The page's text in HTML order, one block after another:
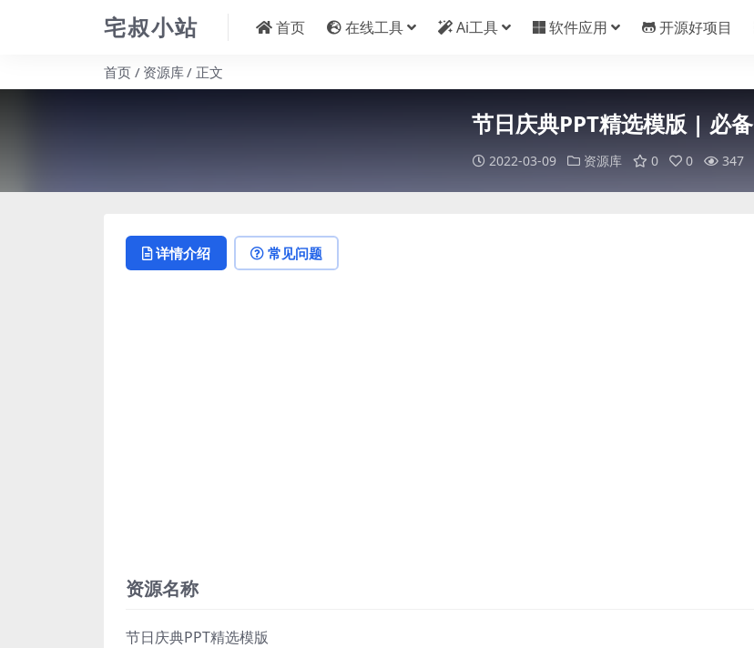
宅叔小站 首页 在线工具 Ai工具 软件应用 开源好项目
首页 资源库 正文
节日庆典PPT精选模版 | 必备
2022-03-09 资源库 0 0 347
详情介绍 常见问题
资源名称
节日庆典PPT精选模版